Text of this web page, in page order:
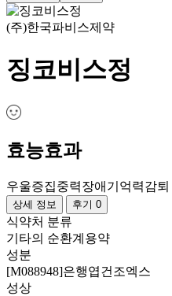
(주)한국파비스제약
징코비스정
효능효과
우울증집중력장애 기억력감퇴
상세 정보 후기 0
식약처 분류
기타의 순환계용약
성분
[M088948]은행엽건조엑스
성상